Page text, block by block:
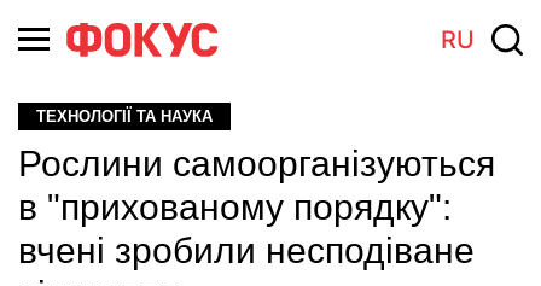
RU
ТЕХНОЛОГІЇ ТА НАУКА
Рослини самоорганізуються
в "прихованому порядку":
вчені зробили несподіване